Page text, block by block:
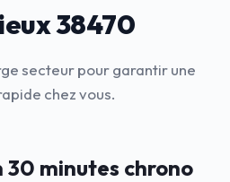
38470
secteur pour garantir une
chez vous.
minutes chrono